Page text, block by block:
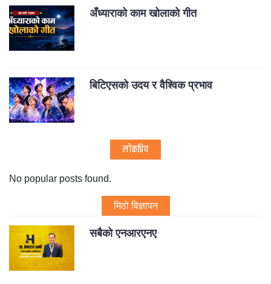
अँध्याराको काम खोलाको गीत
बिटिएसको उदय र वैश्विक प्रभाव
लोकप्रिय
No popular posts found.
मिठो विज्ञापन
सबैको एनआरएनए